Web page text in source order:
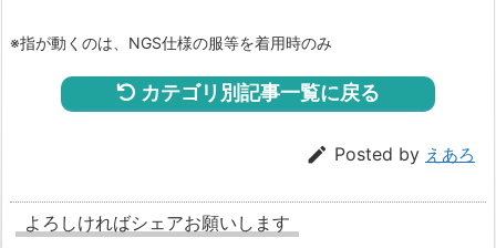
※指が動くのは、NGS仕様の服等を着用時のみ
カテゴリ別記事一覧に戻る
 Posted by えあろ
よろしければシェアお願いします